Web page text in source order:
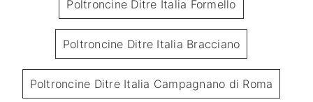
Poltroncine Ditre Italia Formello
Poltroncine Ditre Italia Bracciano
Poltroncine Ditre Italia Campagnano di Roma